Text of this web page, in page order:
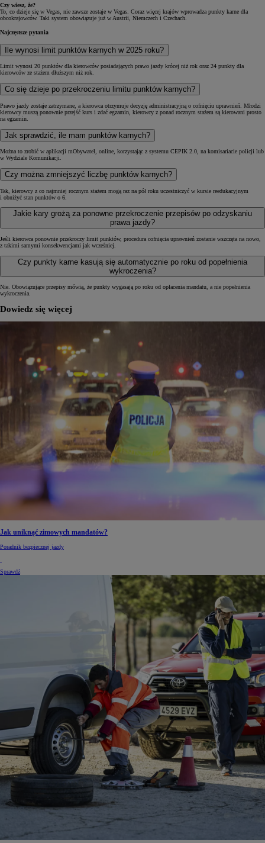
Czy wiesz, że?
To, co dzieje się w Vegas, nie zawsze zostaje w Vegas. Coraz więcej krajów wprowadza punkty karne dla
obcokrajowców. Taki system obowiązuje już w Austrii, Niemczech i Czechach.
Najczęstsze pytania
Ile wynosi limit punktów karnych w 2025 roku?
Limit wynosi 20 punktów dla kierowców posiadających prawo jazdy krócej niż rok oraz 24 punkty dla
kierowców ze stażem dłuższym niż rok.
Co się dzieje po przekroczeniu limitu punktów karnych?
Prawo jazdy zostaje zatrzymane, a kierowca otrzymuje decyzję administracyjną o cofnięciu uprawnień. Młodzi
kierowcy muszą ponownie przejść kurs i zdać egzamin, kierowcy z ponad rocznym stażem są kierowani prosto
na egzamin.
Jak sprawdzić, ile mam punktów karnych?
Można to zrobić w aplikacji mObywatel, online, korzystając z systemu CEPIK 2.0, na komisariacie policji lub
w Wydziale Komunikacji.
Czy można zmniejszyć liczbę punktów karnych?
Tak, kierowcy z co najmniej rocznym stażem mogą raz na pół roku uczestniczyć w kursie reedukacyjnym
i obniżyć stan punktów o 6.
Jakie kary grożą za ponowne przekroczenie przepisów po odzyskaniu
prawa jazdy?
Jeśli kierowca ponownie przekroczy limit punktów, procedura cofnięcia uprawnień zostanie wszczęta na nowo,
z takimi samymi konsekwencjami jak wcześniej.
Czy punkty karne kasują się automatycznie po roku od popełnienia
wykroczenia?
Nie. Obowiązujące przepisy mówią, że punkty wygasają po roku od opłacenia mandatu, a nie popełnienia
wykroczenia.
Dowiedz się więcej
Jak uniknąć zimowych mandatów?
Poradnik bezpiecznej jazdy
Sprawdź